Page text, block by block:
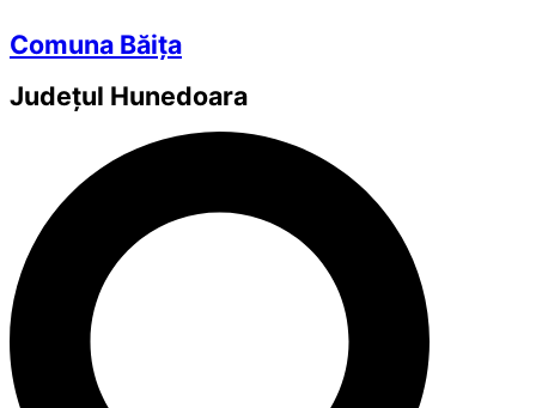
Comuna Băița
Județul Hunedoara